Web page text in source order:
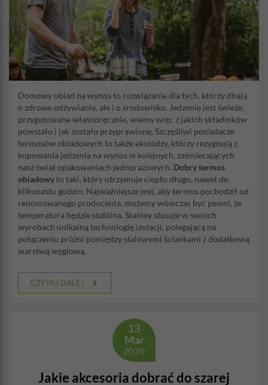
Domowy obiad na wynos to rozwiązanie dla tych, którzy dbają
o zdrowe odżywianie, ale i o środowisko. Jedzenie jest świeże,
przygotowane własnoręcznie, wiemy więc z jakich składników
powstało i jak zostało przyprawione. Szczęśliwi posiadacze
termosów obiadowych to także ekolodzy, którzy rezygnują z
kupowania jedzenia na wynos w kolejnych, zaśmiecających
nasz świat opakowaniach jednorazowych. Dobry termos
obiadowyto taki, który utrzymuje ciepło długo, nawet do
kilkunastu godzin. Najważniejsze jest, aby termos pochodził od
renomowanego producenta, możemy wówczas być pewni, że
temperatura będzie stabilna. Stanley stosuje w swoich
wyrobach unikalną technologię izolacji, polegającą na
połączeniu próżni pomiędzy stalowymi ściankami z dodatkową
warstwą węglową.
CZYTAJ DALEJ
13
Mar
2020
Jakie akcesoria dobrać do szarej